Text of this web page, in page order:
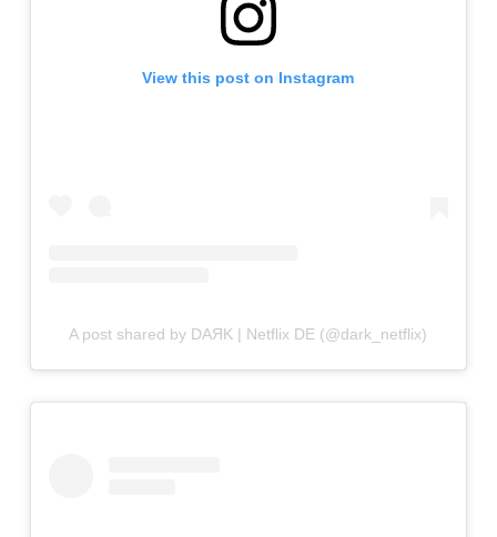
View this post on Instagram
A post shared by DAЯK | Netflix DE (@dark_netflix)